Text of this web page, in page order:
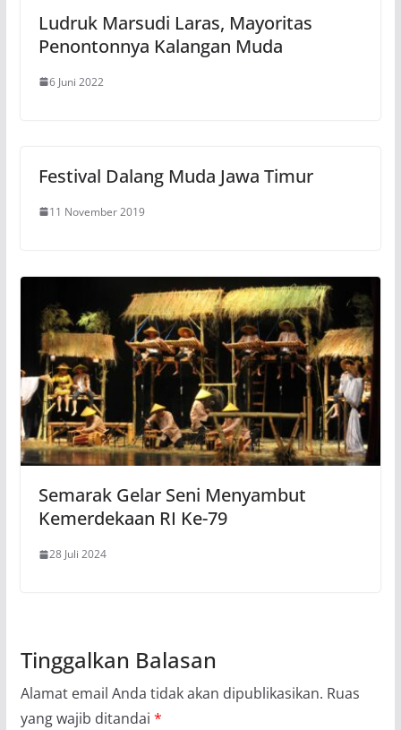
Ludruk Marsudi Laras, Mayoritas
Penontonnya Kalangan Muda
6 Juni 2022
Festival Dalang Muda Jawa Timur
11 November 2019
Semarak Gelar Seni Menyambut
Kemerdekaan RI Ke-79
28 Juli 2024
Tinggalkan Balasan
Alamat email Anda tidak akan dipublikasikan. Ruas
yang wajib ditandai *